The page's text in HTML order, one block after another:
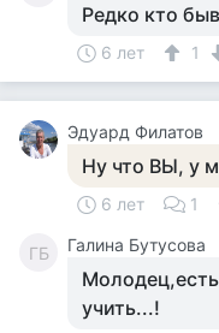
Редко кто
6 лет 1
Эдуард Филатов
Ну что ВЫ, у
6 лет 1
ГБ Галина Бутусова
учить...!